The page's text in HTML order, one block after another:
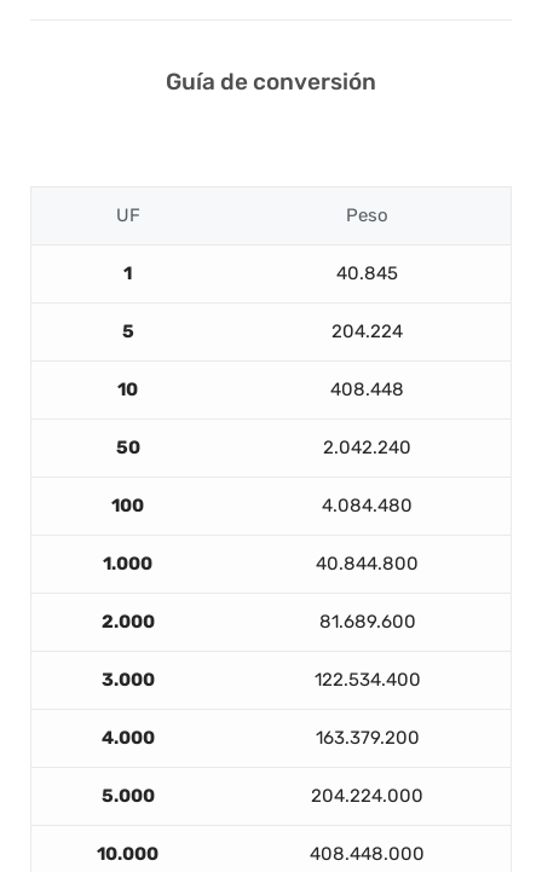
Guía de conversión
UF Peso
1 40.845
5 204.224
10 408.448
50 2.042.240
100 4.084.480
1.000 40.844.800
2.000 81.689.600
3.000 122.534.400
4.000 163.379.200
5.000 204.224.000
10.000 408.448.000